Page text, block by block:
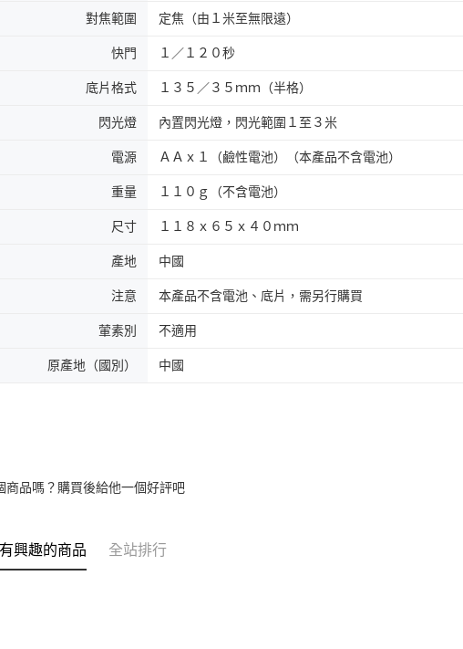
對焦範圍 定焦（由１米至無限遠）
快門 １／１２０秒
底片格式 １３５／３５ｍｍ（半格）
閃光燈 內置閃光燈，閃光範圍１至３米
電源 ＡＡｘ１（鹼性電池）（本產品不含電池）
重量 １１０ｇ（不含電池）
尺寸 １１８ｘ６５ｘ４０ｍｍ
產地 中國
注意 本產品不含電池、底片，需另行購買
葷素別 不適用
原產地（國別） 中國
商品嗎？購買後給他一個好評吧
興趣的商品 全站排行